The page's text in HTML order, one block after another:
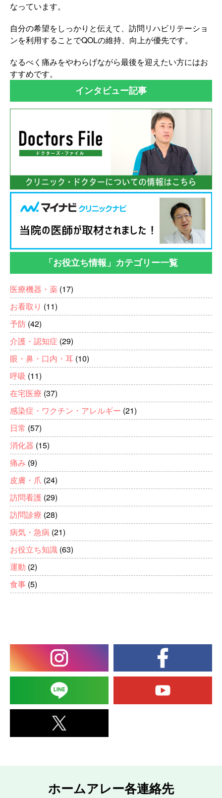
なっています。
自分の希望をしっかりと伝えて、訪問リハビリテーショ
ンを利用することでQOLの維持、向上が優先です。
なるべく痛みをやわらげながら最後を迎えたい方にはお
すすめです。
インタビュー記事
「お役立ち情報」カテゴリー一覧
医療機器・薬 (17)
お看取り (11)
予防 (42)
介護・認知症 (29)
眼・鼻・口内・耳 (10)
呼吸 (11)
在宅医療 (37)
感染症・ワクチン・アレルギー (21)
日常 (57)
消化器 (15)
痛み (9)
皮膚・爪 (24)
訪問看護 (29)
訪問診療 (28)
病気・急病 (21)
お役立ち知識 (63)
運動 (2)
食事 (5)
ホームアレー各連絡先